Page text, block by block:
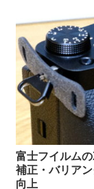
富士フイルム
補正・バリア
向上